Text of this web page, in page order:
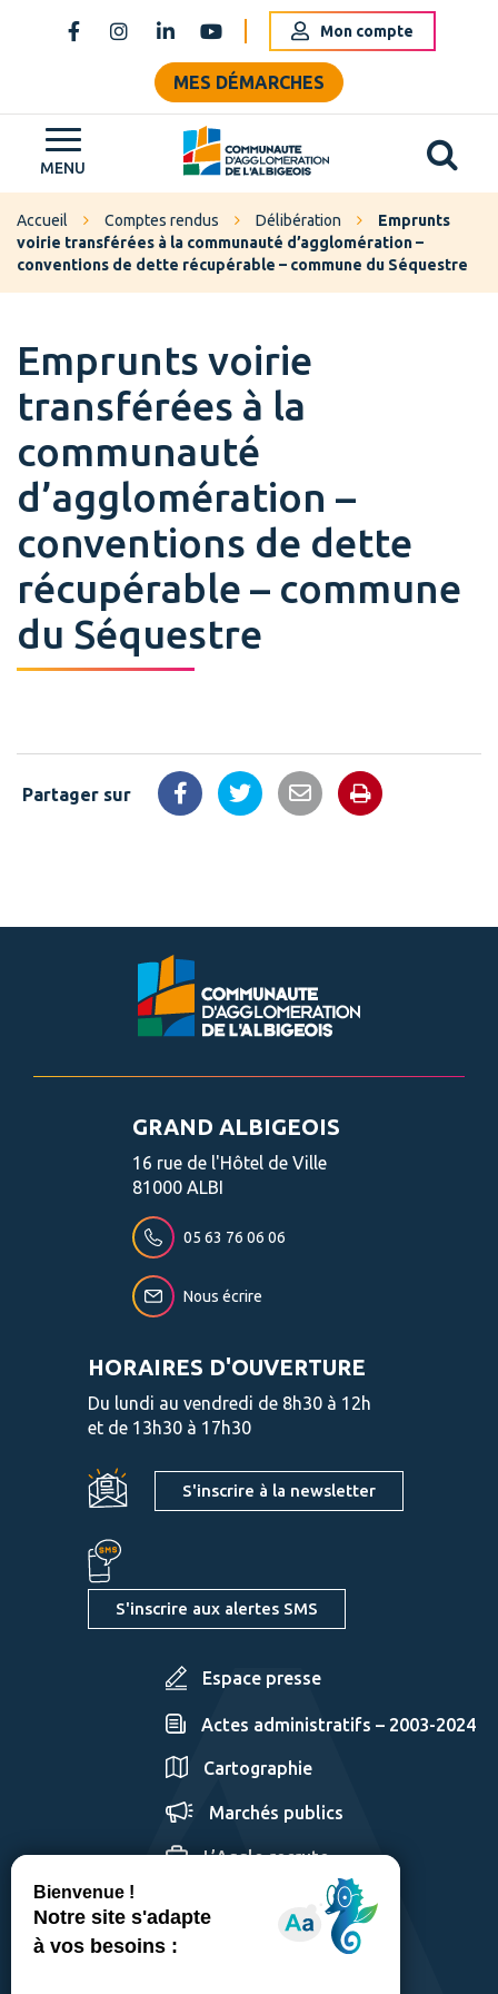
Lien vers le compte Facebook
Lien vers le compte Instagram
Lien vers le compte Linkedin
Lien vers la chaîne Youtube
Mon compte
MES DÉMARCHES
MENU Grand Albigeois
Accueil Comptes rendus Délibération
Emprunts
voirie transférées à la communauté d’agglomération –
conventions de dette récupérable – commune du Séquestre
Emprunts voirie
transférées à la
communauté
d’agglomération –
conventions de dette
récupérable – commune
du Séquestre
Partager sur Partager sur Facebook
Partager sur Twitter
Partager par email
Imprimer la
GRAND ALBIGEOIS
16 rue de l'Hôtel de Ville
81000 ALBI
05 63 76 06 06
Nous écrire
HORAIRES D'OUVERTURE
Du lundi au vendredi de 8h30 à 12h
et de 13h30 à 17h30
S'inscrire à la newsletter
S'inscrire aux alertes SMS
Espace presse
Actes administratifs – 2003-2024
Cartographie
Marchés publics
L’Agglo recrute